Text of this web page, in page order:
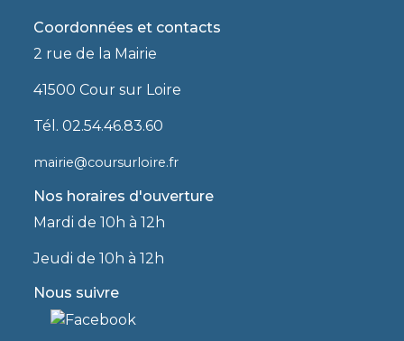
Coordonnées et contacts
2 rue de la Mairie
41500 Cour sur Loire
Tél. 02.54.46.83.60
mairie@coursurloire.fr
Nos horaires d'ouverture
Mardi de 10h à 12h
Jeudi de 10h à 12h
Nous suivre